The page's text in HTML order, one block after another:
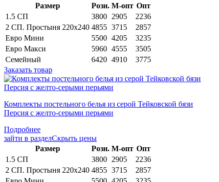
Раз­мер
Розн. М-опт Опт
1.5 СП
3800 2905
2236
2 СП. Простыня 220х240 4855 3715
2857
Евро Мини
5500 4205
3235
Евро Макси
5960 4555
3505
Семейный
6420 4910
3775
Заказать товар
Комплекты постельного белья из серой Тейковской бязи
Персия с желто-серыми перьями
Подробнее
зайти в разделСкрыть цены
Раз­мер
Розн. М-опт Опт
1.5 СП
3800 2905
2236
2 СП. Простыня 220х240 4855 3715
2857